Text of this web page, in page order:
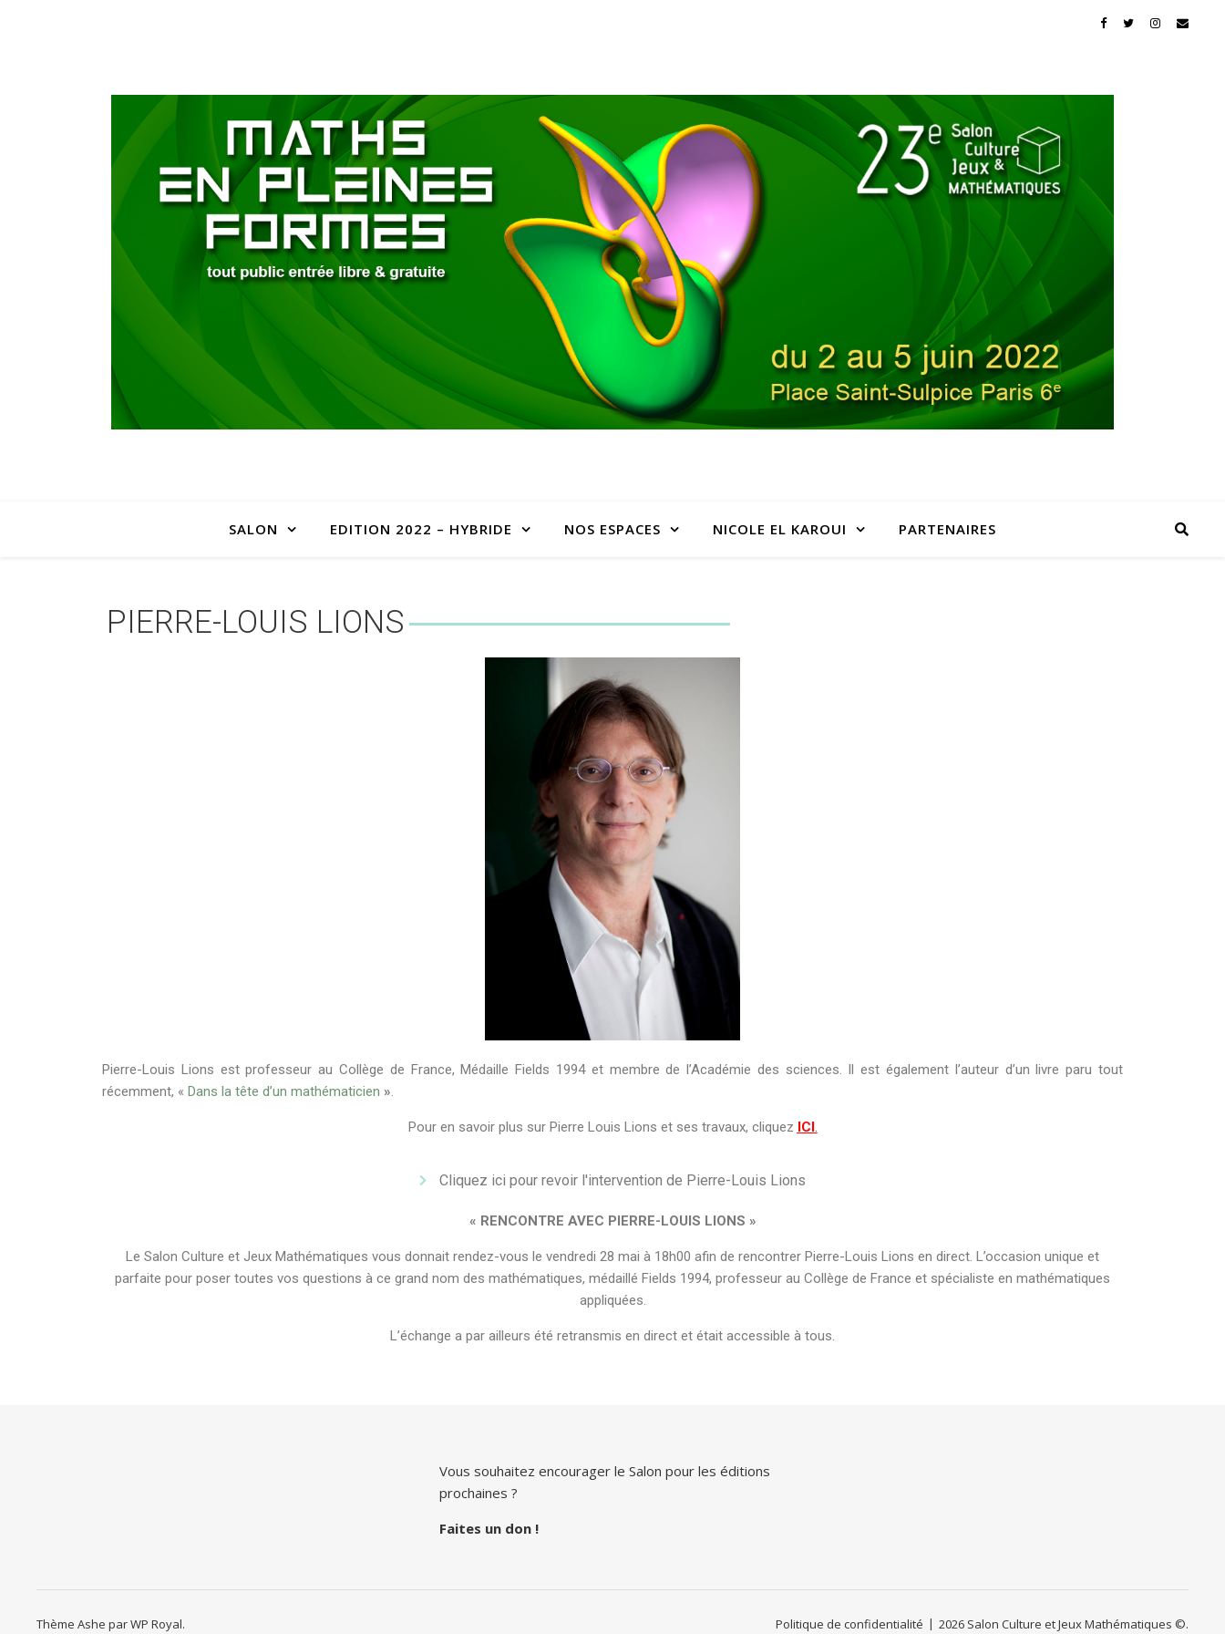
SALON EDITION 2022 – HYBRIDE NOS ESPACES NICOLE EL KAROUI PARTENAIRES
PIERRE-LOUIS LIONS
Pierre-Louis Lions est professeur au Collège de France, Médaille Fields 1994 et membre de l’Académie des sciences. Il est également l’auteur d’un livre paru tout
récemment, « Dans la tête d’un mathématicien ».
Pour en savoir plus sur Pierre Louis Lions et ses travaux, cliquez ICI.
Cliquez ici pour revoir l'intervention de Pierre-Louis Lions
« RENCONTRE AVEC PIERRE-LOUIS LIONS »
Le Salon Culture et Jeux Mathématiques vous donnait rendez-vous le vendredi 28 mai à 18h00 afin de rencontrer Pierre-Louis Lions en direct. L’occasion unique et
parfaite pour poser toutes vos questions à ce grand nom des mathématiques, médaillé Fields 1994, professeur au Collège de France et spécialiste en mathématiques
appliquées.
L’échange a par ailleurs été retransmis en direct et était accessible à tous.
Vous souhaitez encourager le Salon pour les éditions
prochaines ?
Faites un don !
2026 Salon Culture et Jeux Mathématiques ©.
Politique de confidentialité
Thème Ashe parWP Royal.